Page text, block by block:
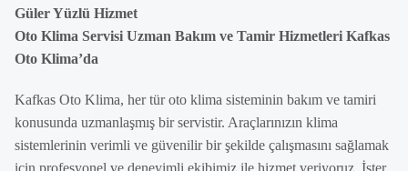
Güler Yüzlü Hizmet
Oto Klima Servisi Uzman Bakım ve Tamir Hizmetleri Kafkas
Oto Klima’da
Kafkas Oto Klima, her tür oto klima sisteminin bakım ve tamiri
konusunda uzmanlaşmış bir servistir. Araçlarınızın klima
sistemlerinin verimli ve güvenilir bir şekilde çalışmasını sağlamak